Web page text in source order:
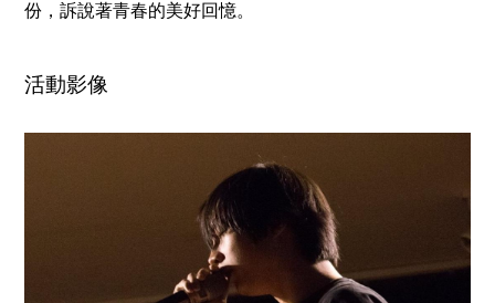
份，訴說著青春的美好回憶。
活動影像